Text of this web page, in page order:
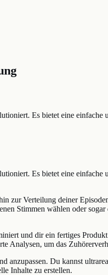
Es bietet eine
Es bietet eine
zur Verteilung deiner
Stimmen wählen oder
und dir ein fertiges
um das
Du kannst
Inhalte zu erstellen.